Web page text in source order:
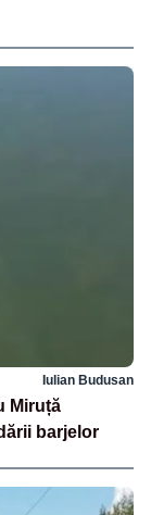
Iulian Budusan
Miruță
barjelor